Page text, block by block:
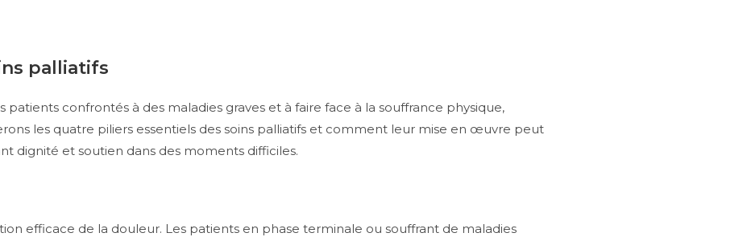
palliatifs
patients confrontés à des maladies graves et à faire face à la souffrance physique,
les quatre piliers essentiels des soins palliatifs et comment leur mise en œuvre peut
dignité et soutien dans des moments difficiles.
efficace de la douleur. Les patients en phase terminale ou souffrant de maladies